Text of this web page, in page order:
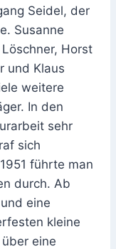
Seidel, der
Susanne
Horst
und Klaus
weitere
In den
sehr
sich
führte man
durch. Ab
eine
kleine
eine